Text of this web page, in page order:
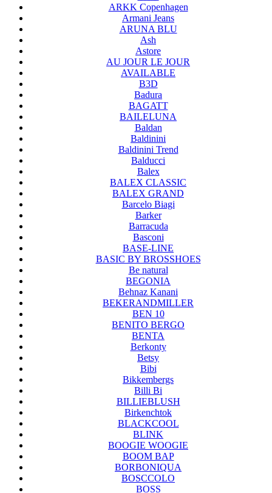
ARKK Copenhagen
Armani Jeans
ARUNA BLU
Ash
Astore
AU JOUR LE JOUR
AVAILABLE
B3D
Badura
BAGATT
BAILELUNA
Baldan
Baldinini
Baldinini Trend
Balducci
Balex
BALEX CLASSIC
BALEX GRAND
Barcelo Biagi
Barker
Barracuda
Basconi
BASE-LINE
BASIC BY BROSSHOES
Be natural
BEGONIA
Behnaz Kanani
BEKERANDMILLER
BEN 10
BENITO BERGO
BENTA
Berkonty
Betsy
Bibi
Bikkembergs
Billi Bi
BILLIEBLUSH
Birkenchtok
BLACKCOOL
BLINK
BOOGIE WOOGIE
BOOM BAP
BORBONIQUA
BOSCCOLO
BOSS